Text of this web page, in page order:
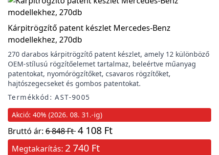
Kárpitrögzítő patent készlet Mercedes-Benz
modellekhez, 270db
270 darabos kárpitrögzítő patent készlet, amely 12 különböző
OEM-stílusú rögzítőelemet tartalmaz, beleértve műanyag
patentokat, nyomórögzítőket, csavaros rögzítőket,
hajtószegecseket és gombos patentokat.
Termékkód: AST-9005
Akció: 40% (2026. 08. 31.-ig)
Bruttó ár: 6 848 Ft4 108 Ft
Megtakarítás: 2 740 Ft